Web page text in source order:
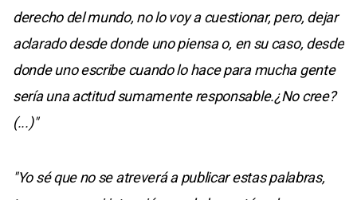
derecho del mundo, no lo voy a cuestionar, pero, dejar
aclarado desde donde uno piensa o, en su caso, desde
donde uno escribe cuando lo hace para mucha gente
sería una actitud sumamente responsable.¿No cree?
(...)"
"Yo sé que no se atreverá a publicar estas palabras,